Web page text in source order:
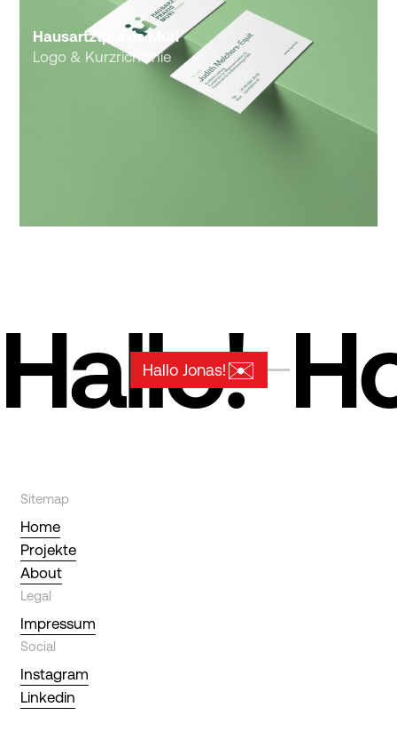
Hausartztpraxis Muri
Logo & Kurzrichtlinie
Hallo Jonas!✉️
Hallo!
Sitemap
Home
Projekte
About
Legal
Impressum
Social
Instagram
Linkedin